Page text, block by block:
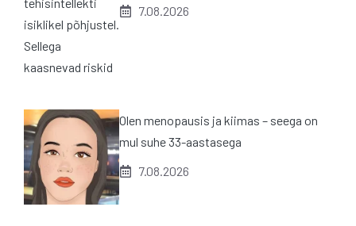
7.08.2026
Olen menopausis ja kiimas – seega on
mul suhe 33-aastasega
7.08.2026